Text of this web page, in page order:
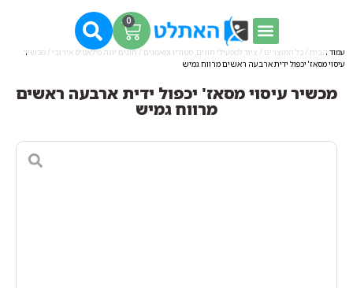
0
עמוד הבית / כל המוצרים / ציוד למפעילי חוגים, סטודיו ומאמנים / חוגים יוגה פילאטיס אירובי / מכשיר
עיסוי מסאז' יכפול ידית ארבעה ראשים מרווח גמיש
מכשיר עיסוי מסאז' יכפול ידית ארבעה ראשים
מרווח גמיש